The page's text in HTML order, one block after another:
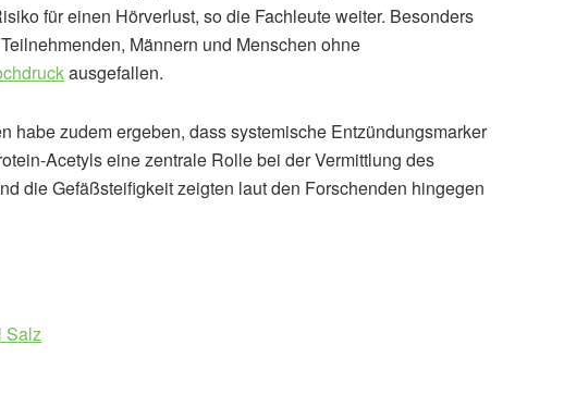
für einen Hörverlust, so die Fachleute weiter. Besonders
Männern und Menschen ohne
ausgefallen.
habe zudem ergeben, dass systemische Entzündungsmarker
Acetyls eine zentrale Rolle bei der Vermittlung des
die Gefäßsteifigkeit zeigten laut den Forschenden hingegen
Salz